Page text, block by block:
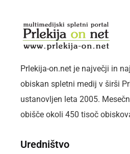
PETEK, 7. AVGUST 2026 Sledite
Prlekija-on.net je največji in
obiskan spletni medij v širši
ustanovljen leta 2005.
obišče okoli 450 tisoč
Uredništvo
Naslovnica Narava